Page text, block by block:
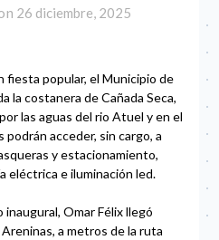
26 diciembre, 2025
fiesta popular, el Municipio de
la costanera de Cañada Seca,
las aguas del rio Atuel y en el
acceder, sin cargo, a
y estacionamiento,
eléctrica e iluminación led.
Omar Félix llegó
a metros de la ruta